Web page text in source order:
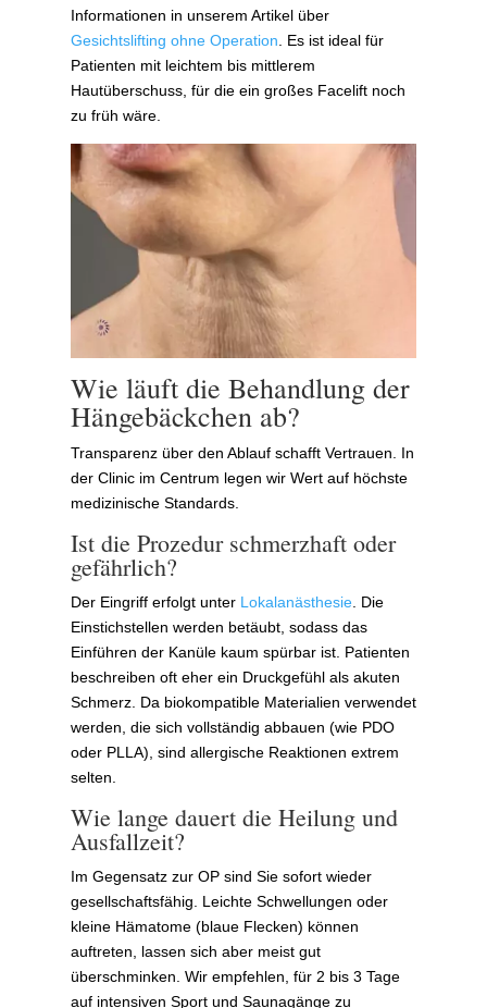
Informationen in unserem Artikel über
Gesichtslifting ohne Operation . Es ist ideal für
Patienten mit leichtem bis mittlerem
Hautüberschuss, für die ein großes Facelift noch
zu früh wäre.
Wie läuft die Behandlung der
Hängebäckchen ab?
Transparenz über den Ablauf schafft Vertrauen. In
der Clinic im Centrum legen wir Wert auf höchste
medizinische Standards.
Ist die Prozedur schmerzhaft oder
gefährlich?
Der Eingriff erfolgt unter Lokalanästhesie. Die
Einstichstellen werden betäubt, sodass das
Einführen der Kanüle kaum spürbar ist. Patienten
beschreiben oft eher ein Druckgefühl als akuten
Schmerz. Da biokompatible Materialien verwendet
werden, die sich vollständig abbauen (wie PDO
oder PLLA), sind allergische Reaktionen extrem
selten.
Wie lange dauert die Heilung und
Ausfallzeit?
Im Gegensatz zur OP sind Sie sofort wieder
gesellschaftsfähig. Leichte Schwellungen oder
kleine Hämatome (blaue Flecken) können
auftreten, lassen sich aber meist gut
überschminken. Wir empfehlen, für 2 bis 3 Tage
auf intensiven Sport und Saunagänge zu